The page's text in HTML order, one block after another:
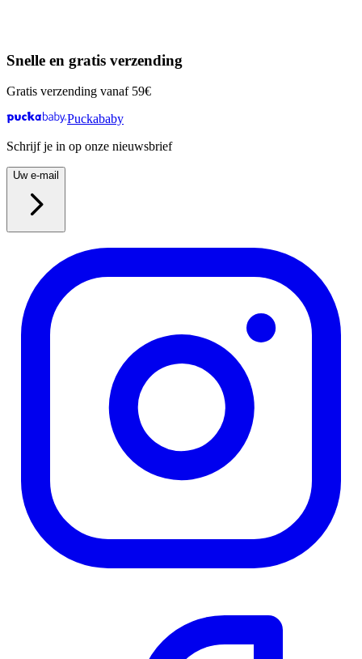
Snelle en gratis verzending
Gratis verzending vanaf 59€
Puckababy
Schrijf je in op onze nieuwsbrief
Uw e-mail